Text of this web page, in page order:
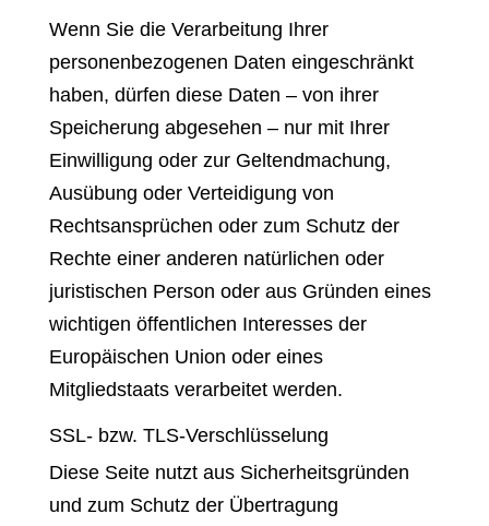
Wenn Sie die Verarbeitung Ihrer
personenbezogenen Daten eingeschränkt
haben, dürfen diese Daten – von ihrer
Speicherung abgesehen – nur mit Ihrer
Einwilligung oder zur Geltendmachung,
Ausübung oder Verteidigung von
Rechtsansprüchen oder zum Schutz der
Rechte einer anderen natürlichen oder
juristischen Person oder aus Gründen eines
wichtigen öffentlichen Interesses der
Europäischen Union oder eines
Mitgliedstaats verarbeitet werden.
SSL- bzw. TLS-Verschlüsselung
Diese Seite nutzt aus Sicherheitsgründen
und zum Schutz der Übertragung